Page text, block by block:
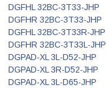
DGFHL 32BC-3T33-JHP
DGFHR 32BC-3T33-JHP
DGFHL 32BC-3T33R-JHP
DGFHR 32BC-3T33L-JHP
DGPAD-XL 3L-D52-JHP
DGPAD-XL 3R-D52-JHP
DGPAD-XL 3L-D65-JHP